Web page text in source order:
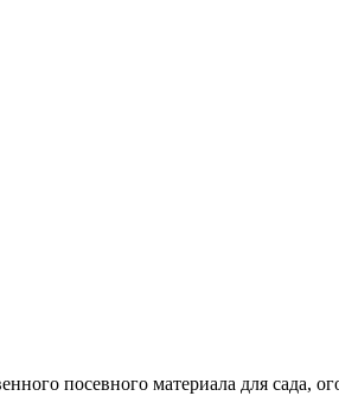
посевного материала для сада,